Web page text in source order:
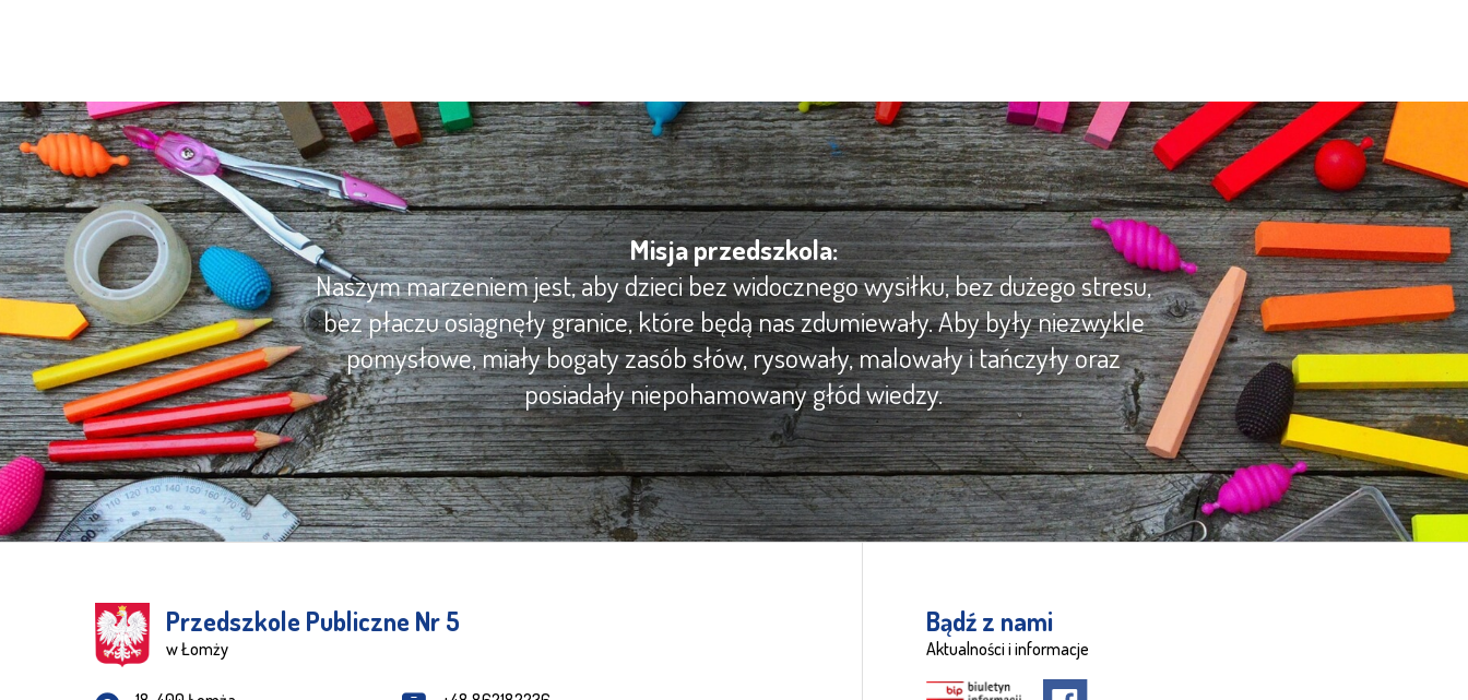
Misja przedszkola:
Naszym marzeniem jest, aby dzieci bez widocznego wysiłku, bez dużego stresu,
bez płaczu osiągnęły granice, które będą nas zdumiewały. Aby były niezwykle
pomysłowe, miały bogaty zasób słów, rysowały, malowały i tańczyły oraz
posiadały niepohamowany głód wiedzy.
Przedszkole Publiczne Nr 5
w Łomży
Bądź z nami
Aktualności i informacje